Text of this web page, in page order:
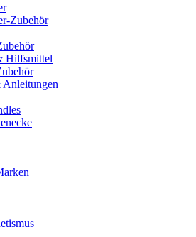
Zubehör
Hilfsmittel